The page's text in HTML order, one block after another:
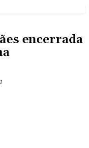
encerrada